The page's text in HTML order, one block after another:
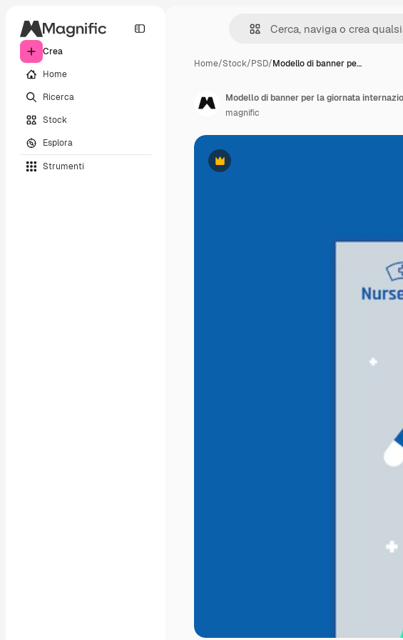
Crea
Home
Ricerca
Stock
Esplora
Strumenti
Home/Stock/PSD/Modello di banner pe…
Premium
Modello di banner per la giornata
magnific